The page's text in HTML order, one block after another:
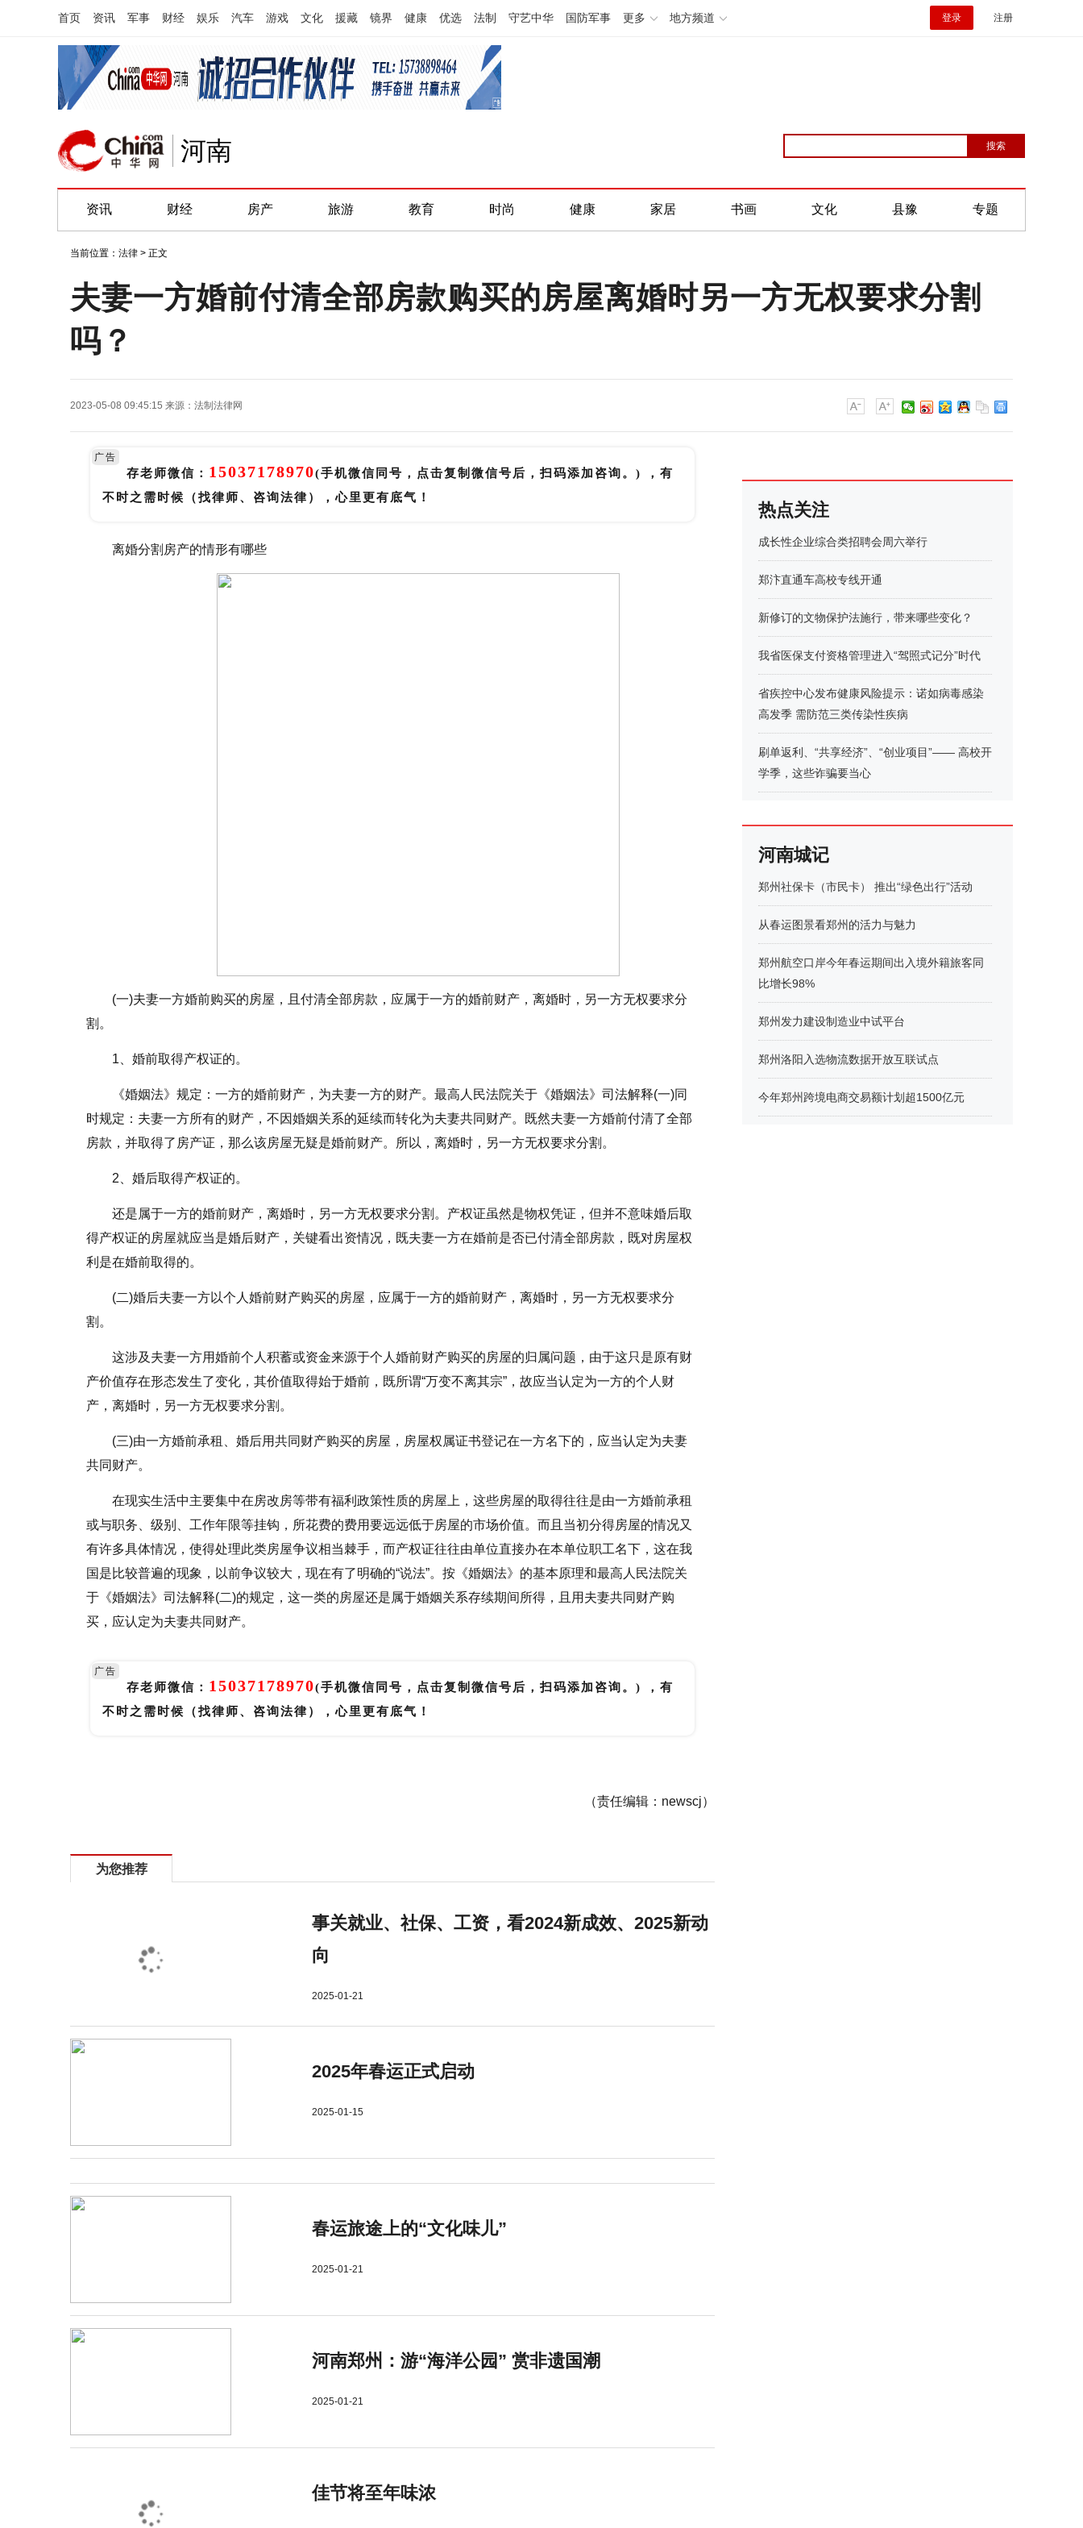
首页 资讯 军事 财经 娱乐 汽车 游戏 文化 援藏 镜界 健康 优选 法制 守艺中华 国防军事 更多 地方频道 登录 注册
河南
资讯 财经 房产 旅游 教育 时尚 健康 家居 书画 文化 县豫 专题
当前位置： 法律 > 正文
夫妻一方婚前付清全部房款购买的房屋离婚时另一方无权要求分割
吗？
2023-05-08 09:45:15 来源： 法制法律网
存老师微信： 15037178970(手机微信同号，点击复制微信号后，扫码添加咨询。) ，有
不时之需时候（找律师、咨询法律），心里更有底气！
广告
离婚分割房产的情形有哪些
(一)夫妻一方婚前购买的房屋，且付清全部房款，应属于一方的婚前财产，离婚时，另一方无权要求分
割。
1、婚前取得产权证的。
《婚姻法》规定：一方的婚前财产，为夫妻一方的财产。最高人民法院关于《婚姻法》司法解释(一)同
时规定：夫妻一方所有的财产，不因婚姻关系的延续而转化为夫妻共同财产。既然夫妻一方婚前付清了全部
房款，并取得了房产证，那么该房屋无疑是婚前财产。所以，离婚时，另一方无权要求分割。
2、婚后取得产权证的。
还是属于一方的婚前财产，离婚时，另一方无权要求分割。产权证虽然是物权凭证，但并不意味婚后取
得产权证的房屋就应当是婚后财产，关键看出资情况，既夫妻一方在婚前是否已付清全部房款，既对房屋权
利是在婚前取得的。
(二)婚后夫妻一方以个人婚前财产购买的房屋，应属于一方的婚前财产，离婚时，另一方无权要求分
割。
这涉及夫妻一方用婚前个人积蓄或资金来源于个人婚前财产购买的房屋的归属问题，由于这只是原有财
产价值存在形态发生了变化，其价值取得始于婚前，既所谓“万变不离其宗”，故应当认定为一方的个人财
产，离婚时，另一方无权要求分割。
(三)由一方婚前承租、婚后用共同财产购买的房屋，房屋权属证书登记在一方名下的，应当认定为夫妻
共同财产。
在现实生活中主要集中在房改房等带有福利政策性质的房屋上，这些房屋的取得往往是由一方婚前承租
或与职务、级别、工作年限等挂钩，所花费的费用要远远低于房屋的市场价值。而且当初分得房屋的情况又
有许多具体情况，使得处理此类房屋争议相当棘手，而产权证往往由单位直接办在本单位职工名下，这在我
国是比较普遍的现象，以前争议较大，现在有了明确的“说法”。按《婚姻法》的基本原理和最高人民法院关
于《婚姻法》司法解释(二)的规定，这一类的房屋还是属于婚姻关系存续期间所得，且用夫妻共同财产购
买，应认定为夫妻共同财产。
存老师微信： 15037178970(手机微信同号，点击复制微信号后，扫码添加咨询。) ，有
不时之需时候（找律师、咨询法律），心里更有底气！
广告
（责任编辑：newscj）
为您推荐
事关就业、社保、工资，看2024新成效、2025新动
向
2025-01-21
2025年春运正式启动
2025-01-15
春运旅途上的“文化味儿”
2025-01-21
河南郑州：游“海洋公园” 赏非遗国潮
2025-01-21
佳节将至年味浓
热点关注
成长性企业综合类招聘会周六举行
郑汴直通车高校专线开通
新修订的文物保护法施行，带来哪些变化？
我省医保支付资格管理进入“驾照式记分”时代
省疾控中心发布健康风险提示：诺如病毒感染
高发季 需防范三类传染性疾病
刷单返利、“共享经济”、“创业项目”—— 高校开
学季，这些诈骗要当心
河南城记
郑州社保卡（市民卡） 推出“绿色出行”活动
从春运图景看郑州的活力与魅力
郑州航空口岸今年春运期间出入境外籍旅客同
比增长98%
郑州发力建设制造业中试平台
郑州洛阳入选物流数据开放互联试点
今年郑州跨境电商交易额计划超1500亿元